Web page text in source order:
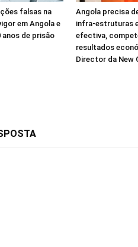
falsas na
em Angola e
anos de prisão
Angola precisa
infra-estruturas
efectiva,
resultados
Director da New